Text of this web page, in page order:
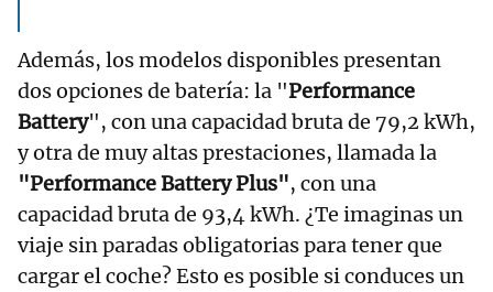
Además, los modelos disponibles presentan
dos opciones de batería: la "Performance
Battery", con una capacidad bruta de 79,2 kWh,
y otra de muy altas prestaciones, llamada la
"Performance Battery Plus", con una
capacidad bruta de 93,4 kWh. ¿Te imaginas un
viaje sin paradas obligatorias para tener que
cargar el coche? Esto es posible si conduces un